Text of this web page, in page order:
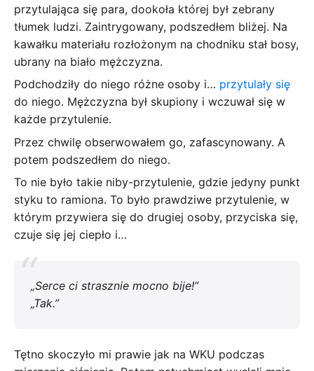
przytulająca się para, dookoła której był zebrany
tłumek ludzi. Zaintrygowany, podszedłem bliżej. Na
kawałku materiału rozłożonym na chodniku stał bosy,
ubrany na biało mężczyzna.
Podchodziły do niego różne osoby i… przytulały się
do niego. Mężczyzna był skupiony i wczuwał się w
każde przytulenie.
Przez chwilę obserwowałem go, zafascynowany. A
potem podszedłem do niego.
To nie było takie niby-przytulenie, gdzie jedyny punkt
styku to ramiona. To było prawdziwe przytulenie, w
którym przywiera się do drugiej osoby, przyciska się,
czuje się jej ciepło i…
„Serce ci strasznie mocno bije!”
„Tak.”
Tętno skoczyło mi prawie jak na WKU podczas